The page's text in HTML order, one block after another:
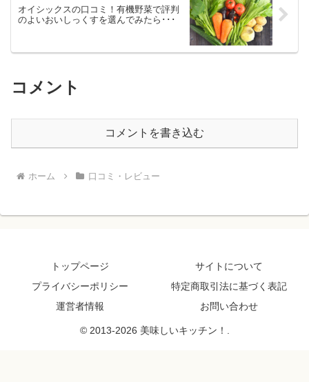
オイシックスの口コミ！有機野菜で評判
のよいおいしっくすを選んでみたら･･･
コメント
コメントを書き込む
ホーム 口コミ・レビュー
トップページ
サイトについて
プライバシーポリシー
特定商取引法に基づく表記
運営者情報
お問い合わせ
© 2013-2026 美味しいキッチン！.